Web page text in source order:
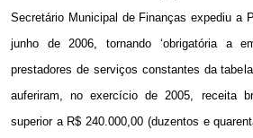
Secretário Municipal de Finanças expediu a
junho de 2006, tornando ‘obrigatória a
prestadores de serviços constantes da
auferiram, no exercício de 2005, receita
superior a R$ 240.000,00 (duzentos e